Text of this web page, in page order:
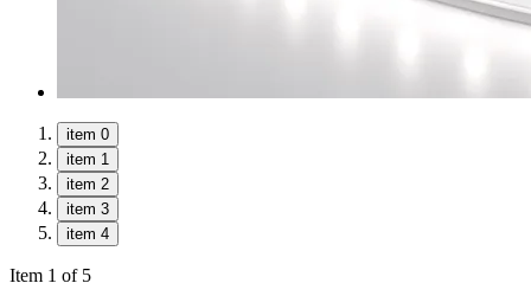
item 0
item 1
item 2
item 3
item 4
Item 1 of 5